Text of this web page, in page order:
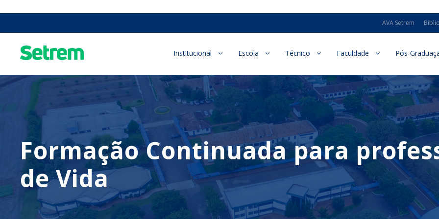
AVA Setrem
Institucional Escola Técnico Faculdade Pós-
Formação Continuada para
de Vida